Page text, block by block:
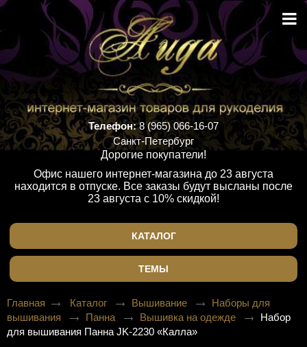
Телефон:8 (965) 066-16-07
Санкт-Петербург
Дорогие покупатели!
Офис нашего интернет-магазина до 23 августа
находится в отпуске. Все заказы будут высланы после
23 августа с 10% скидкой!
КАТАЛОГ
ТЕМЫ
Главная Каталог Вышивание
Наборы для
вышивания
Панна Вышивка на одежде
Набор
для вышивания Панна JK-2230 «Калла»